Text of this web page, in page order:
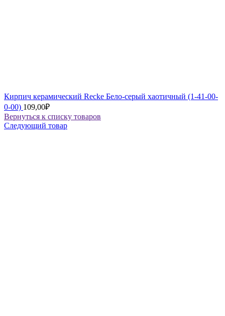
Кирпич керамический Recke Бело-серый хаотичный (1-41-00-
0-00) 109,00₽
Вернуться к списку товаров
Следующий товар